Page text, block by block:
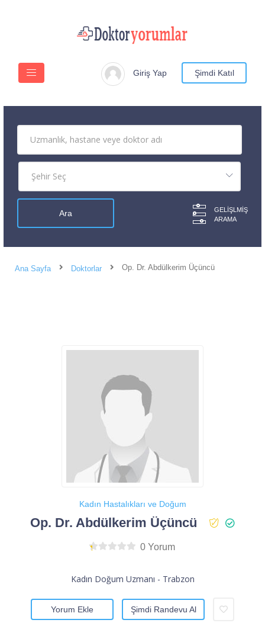
Giriş Yap Şimdi Katıl
GELIŞLMIŞ
ARAMA
Ana Sayfa Doktorlar Op. Dr. Abdülkerim Üçüncü
Kadın Hastalıkları ve Doğum
Op. Dr. Abdülkerim Üçüncü
0 Yorum
Kadın Doğum Uzmanı - Trabzon
Yorum Ekle Şimdi Randevu Al